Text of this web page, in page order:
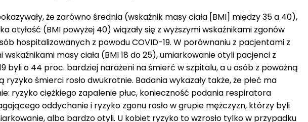
że zarówno średnia (wskaźnik masy ciała [BMI] między 35 a 40),
otyłość (BMI powyżej 40) wiązały się z wyższymi wskaźnikami zgonów
hospitalizowanych z powodu COVID-19. W porównaniu z pacjentami z
wskaźnikami masy ciała (BMI 18 do 25), umiarkowanie otyli pacjenci z
byli o 44 proc. bardziej narażeni na śmierć w szpitalu, a u osób z poważną
ryzyko śmierci rosło dwukrotnie. Badania wykazały także, że płeć ma
ryzyko ciężkiego zapalenie płuc, konieczność podania respiratora
oddychanie i ryzyko zgonu rosło w grupie mężczyzn, którzy byli
albo bardzo otyli. U kobiet ryzyko to wzrosło tylko w przypadku